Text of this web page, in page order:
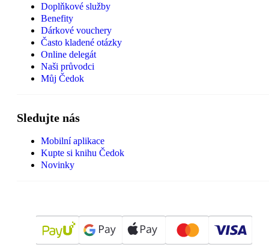
Doplňkové služby
Benefity
Dárkové vouchery
Často kladené otázky
Online delegát
Naši průvodci
Můj Čedok
Sledujte nás
Mobilní aplikace
Kupte si knihu Čedok
Novinky